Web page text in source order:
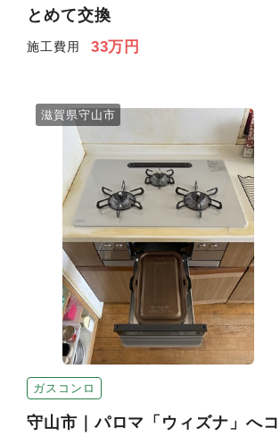
とめて交換
施工費用 33万円
ガスコンロ
滋賀県守山市
守山市｜パロマ「ウィズナ」へコ